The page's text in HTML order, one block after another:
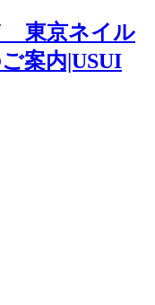
東京ネイル
案内|USUI